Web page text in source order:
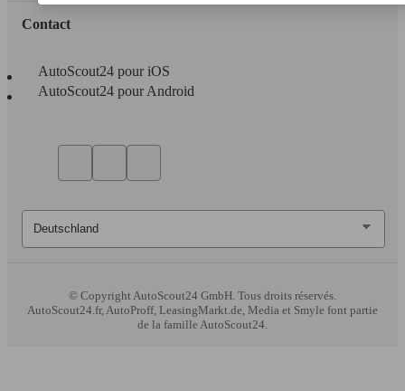
Contact
AutoScout24 pour iOS
AutoScout24 pour Android
© Copyright AutoScout24 GmbH. Tous droits réservés.
AutoScout24.fr, AutoProff, LeasingMarkt.de, Media et Smyle font partie
de la famille AutoScout24.